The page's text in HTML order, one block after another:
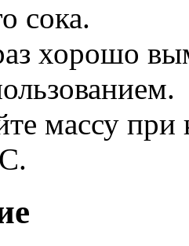
сока.
хорошо
массу